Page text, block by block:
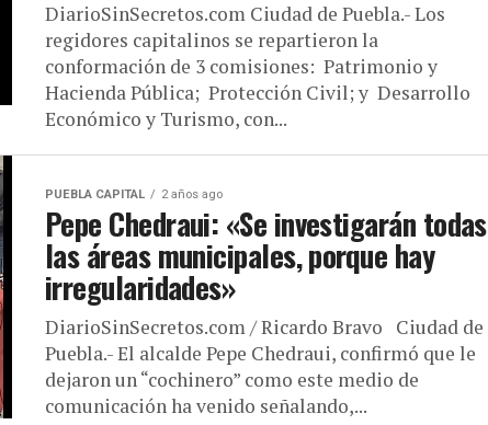
DiarioSinSecretos.com Ciudad de Puebla.- Los
regidores capitalinos se repartieron la
conformación de 3 comisiones: Patrimonio y
Hacienda Pública; Protección Civil; y Desarrollo
Económico y Turismo, con...
PUEBLA CAPITAL 2 años ago
Pepe Chedraui: «Se investigarán todas
las áreas municipales, porque hay
irregularidades»
DiarioSinSecretos.com / Ricardo Bravo Ciudad de
Puebla.- El alcalde Pepe Chedraui, confirmó que le
dejaron un “cochinero” como este medio de
comunicación ha venido señalando,...